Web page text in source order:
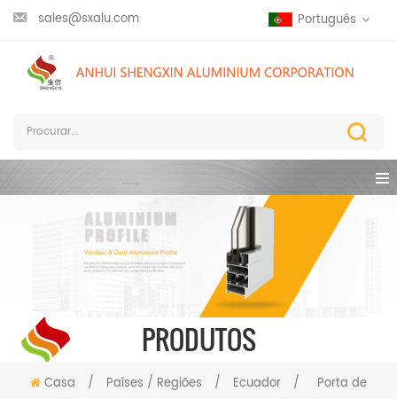
sales@sxalu.com Português
PRODUTOS
Casa / Países / Regiões / Ecuador /
Porta de